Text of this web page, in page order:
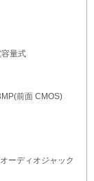
量式
前面 CMOS)
ーディオジャック